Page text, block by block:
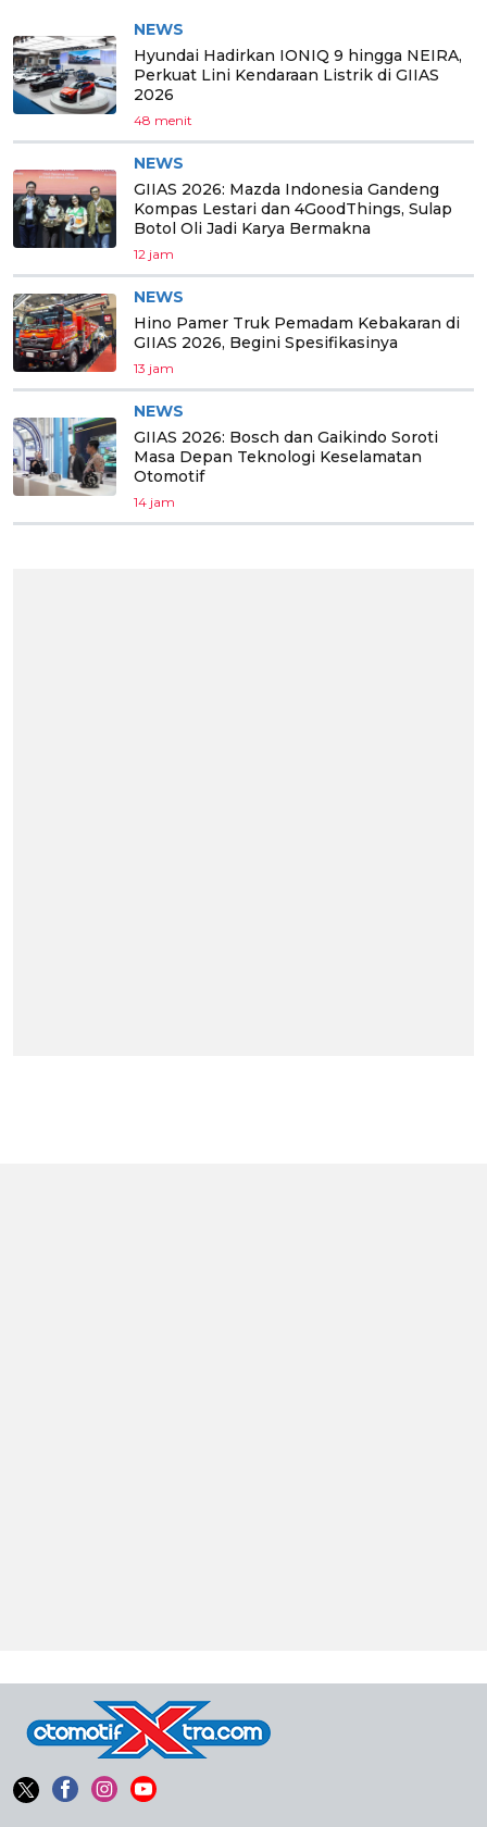
NEWS
Hyundai Hadirkan IONIQ 9 hingga NEIRA,
Perkuat Lini Kendaraan Listrik di GIIAS
2026
48 menit
NEWS
GIIAS 2026: Mazda Indonesia Gandeng
Kompas Lestari dan 4GoodThings, Sulap
Botol Oli Jadi Karya Bermakna
12 jam
NEWS
Hino Pamer Truk Pemadam Kebakaran di
GIIAS 2026, Begini Spesifikasinya
13 jam
NEWS
GIIAS 2026: Bosch dan Gaikindo Soroti
Masa Depan Teknologi Keselamatan
Otomotif
14 jam